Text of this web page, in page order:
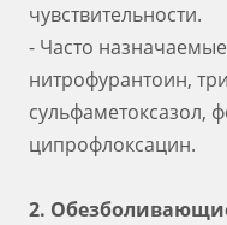
чувствительности.
- Часто
нитрофурантоин,
сульфаметоксазол,
ципрофлоксацин.
2.